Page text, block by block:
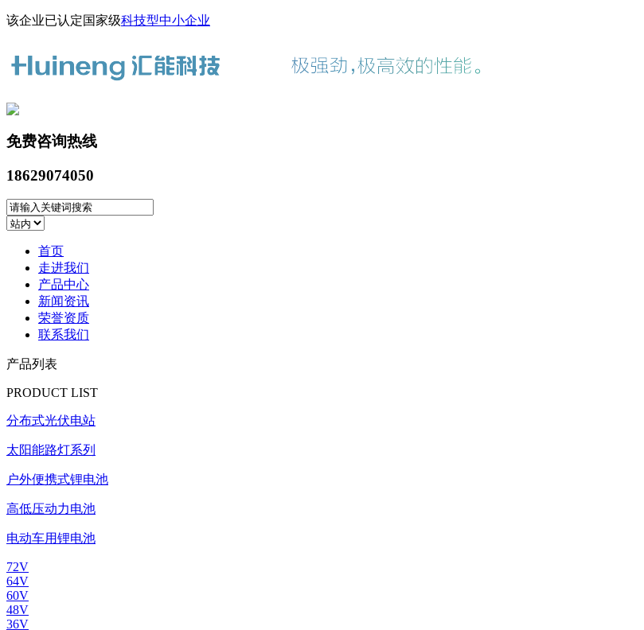
该企业已认定国家级科技型中小企业
免费咨询热线
18629074050
首页
走进我们
产品中心
新闻资讯
荣誉资质
联系我们
产品列表
PRODUCT LIST
分布式光伏电站
太阳能路灯系列
户外便携式锂电池
高低压动力电池
电动车用锂电池
72V
64V
60V
48V
36V